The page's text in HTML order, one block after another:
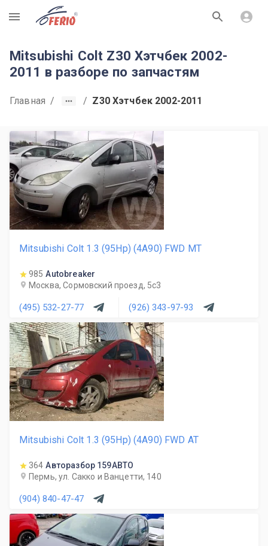
R
Mitsubishi Colt Z30 Хэтчбек 2002-
2011 в разборе по запчастям
Главная / / Z30 Хэтчбек 2002-2011
Mitsubishi Colt 1.3 (95Hp) (4A90) FWD MT
985 Autobreaker
Москва, Сормовский проезд, 5с3
(495) 532-27-77 (926) 343-97-93
Mitsubishi Colt 1.3 (95Hp) (4A90) FWD AT
364 Авторазбор 159АВТО
Пермь, ул. Сакко и Ванцетти, 140
(904) 840-47-47